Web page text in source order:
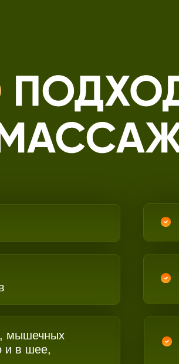
мышечных
и в шее,